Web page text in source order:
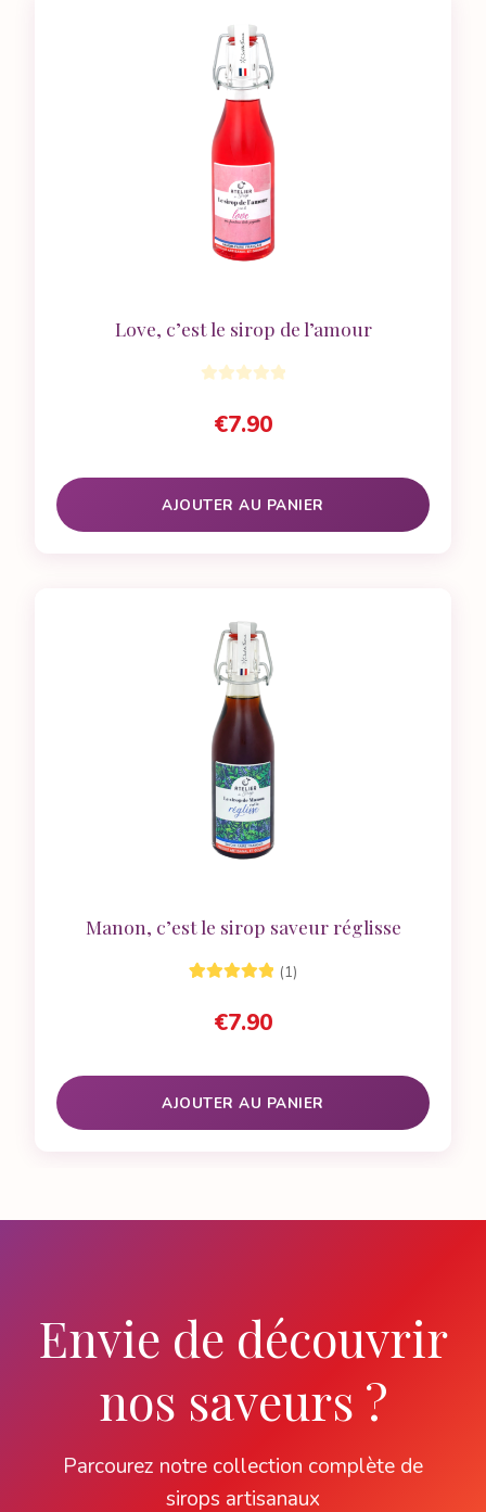
Love, c’est le sirop de l’amour
€7.90
AJOUTER AU PANIER
Manon, c’est le sirop saveur réglisse
5 basé sur
(1)
€7.90
AJOUTER AU PANIER
Envie de découvrir
nos saveurs ?
Parcourez notre collection complète de
sirops artisanaux